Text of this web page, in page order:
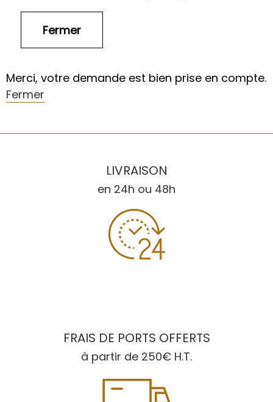
Merci, votre demande est bien prise en compte.
Fermer
LIVRAISON
en 24h ou 48h
FRAIS DE PORTS OFFERTS
à partir de 250€ H.T.